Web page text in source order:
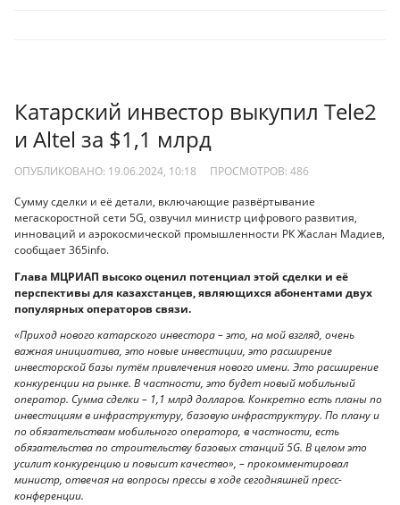
Катарский инвестор выкупил Tele2
и Altel за $1,1 млрд
ОПУБЛИКОВАНО: 19.06.2024, 10:18 ПРОСМОТРОВ: 486
Сумму сделки и её детали, включающие развёртывание
мегаскоростной сети 5G, озвучил министр цифрового развития,
инноваций и аэрокосмической промышленности РК Жаслан Мадиев,
сообщает 365info.
Глава МЦРИАП высоко оценил потенциал этой сделки и её
перспективы для казахстанцев, являющихся абонентами двух
популярных операторов связи.
«Приход нового катарского инвестора – это, на мой взгляд, очень
важная инициатива, это новые инвестиции, это расширение
инвесторской базы путём привлечения нового имени. Это расширение
конкуренции на рынке. В частности, это будет новый мобильный
оператор. Сумма сделки – 1,1 млрд долларов. Конкретно есть планы по
инвестициям в инфраструктуру, базовую инфраструктуру. По плану и
по обязательствам мобильного оператора, в частности, есть
обязательства по строительству базовых станций 5G. В целом это
усилит конкуренцию и повысит качество», – прокомментировал
министр, отвечая на вопросы прессы в ходе сегодняшней пресс-
конференции.